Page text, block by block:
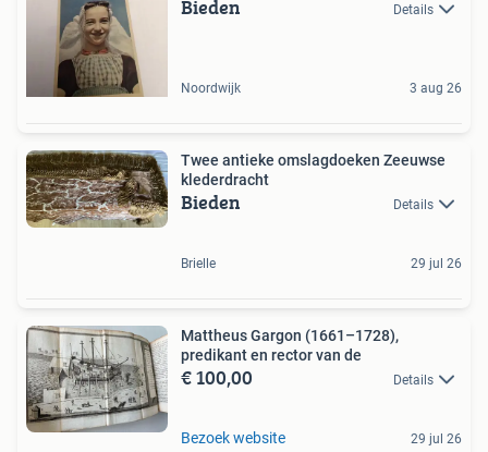
Bieden Details
Noordwijk 3 aug 26
Twee antieke omslagdoeken Zeeuwse
klederdracht
Bieden Details
Brielle 29 jul 26
Mattheus Gargon (1661–1728),
predikant en rector van de
€ 100,00 Details
Bezoek website 29 jul 26